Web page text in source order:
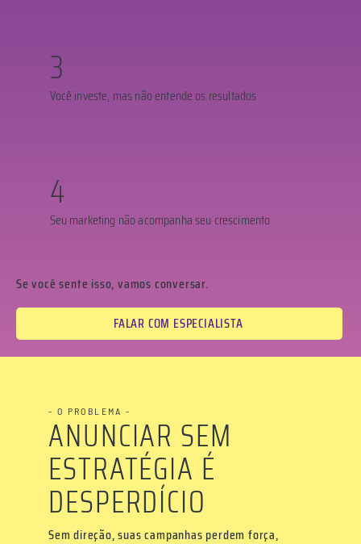
- O PROBLEMA -
ANUNCIAR SEM
ESTRATÉGIA É
DESPERDÍCIO
Sem direção, suas campanhas perdem força,
3
Você investe, mas não entende os resultados
4
Seu marketing não acompanha seu crescimento
Se você sente isso, vamos conversar.
FALAR COM ESPECIALISTA